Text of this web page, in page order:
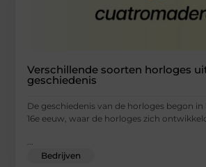
Verschillende soorten horloges
geschiedenis
De geschiedenis van de horloges begon
16e eeuw, waar de horloges zich
Bedrijven